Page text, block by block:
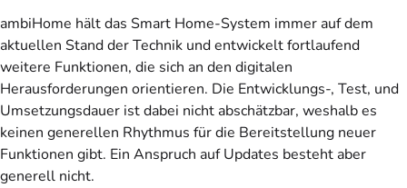
ambiHome hält das Smart Home-System immer auf dem
aktuellen Stand der Technik und entwickelt fortlaufend
weitere Funktionen, die sich an den digitalen
Herausforderungen orientieren. Die Entwicklungs-, Test, und
Umsetzungsdauer ist dabei nicht abschätzbar, weshalb es
keinen generellen Rhythmus für die Bereitstellung neuer
Funktionen gibt. Ein Anspruch auf Updates besteht aber
generell nicht.